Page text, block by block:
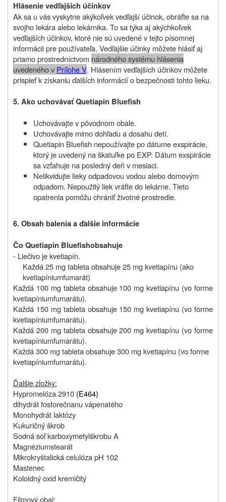
Hlásenie vedľajších účinkov
Ak sa u vás vyskytne akýkoľvek vedľajší účinok, obráťte sa na
svojho lekára alebo lekárnika. To sa týka aj akýchkoľvek
vedľajších účinkov, ktoré nie sú uvedené v tejto písomnej
informácii pre používateľa. Vedľajšie účinky môžete hlásiť aj
priamo prostredníctvom národného systému hlásenia
uvedeného v Prílohe V. Hlásením vedľajších účinkov môžete
prispieť k získaniu ďalších informácií o bezpečnosti tohto lieku.
5. Ako uchovávaťQuetiapin Bluefish
Uchovávajte v pôvodnom obale.
Uchovávajte mimo dohľadu a dosahu detí.
Quetiapin Bluefish nepoužívajte po dátume exspirácie,
ktorý je uvedený na škatuľke po EXP. Dátum exspirácie
sa vzťahuje na posledný deň v mesiaci.
Nelikvidujte lieky odpadovou vodou alebo domovým
odpadom. Nepoužitý liek vráťte do lekárne. Tieto
opatrenia pomôžu chrániť životné prostredie.
6. Obsah balenia a ďalšie informácie
ČoQuetiapin Bluefishobsahuje
- Liečivo je kvetiapín.
Každá 25 mg tableta obsahuje 25 mg kvetiapínu (ako
kvetiapíniumfumarát)
Každá 100 mg tableta obsahuje 100 mg kvetiapínu (vo forme
kvetiapíniumfumarátu).
Každá 150 mg tableta obsahuje 150 mg kvetiapínu (vo forme
kvetiapíniumfumarátu).
Každá 200 mg tableta obsahuje 200 mg kvetiapínu (vo forme
kvetiapíniumfumarátu).
Každá 300 mg tableta obsahuje 300 mg kvetiapínu (vo forme
kvetiapíniumfumarátu).
Ďalšie zložky:
Hypromelóza 2910 (E464)
dihydrát fosforečnanu vápenatého
Monohydrát laktózy
Kukuričný škrob
Sodná soľ karboxymetylškrobu A
Magnéziumstearát
Mikrokryštalická celulóza pH 102
Mastenec
Koloidný oxid kremičitý
Filmový obal: